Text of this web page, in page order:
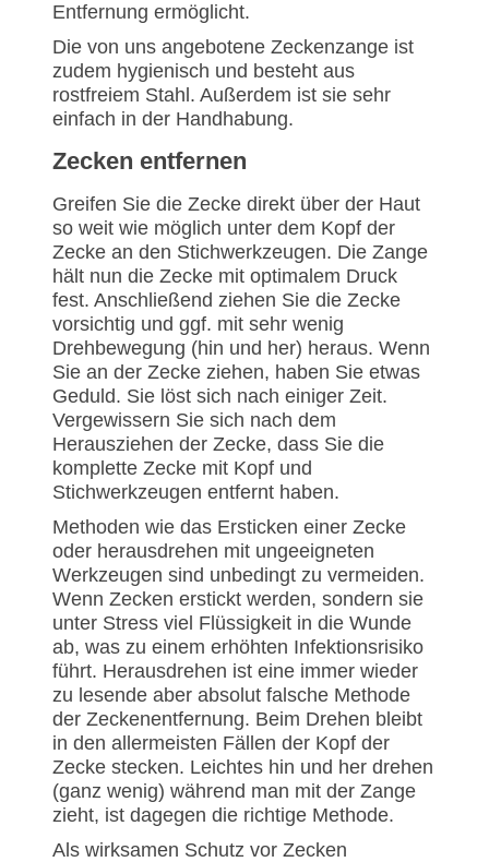
Entfernung ermöglicht.
Die von uns angebotene Zeckenzange ist
zudem hygienisch und besteht aus
rostfreiem Stahl. Außerdem ist sie sehr
einfach in der Handhabung.
Zecken entfernen
Greifen Sie die Zecke direkt über der Haut
so weit wie möglich unter dem Kopf der
Zecke an den Stichwerkzeugen. Die Zange
hält nun die Zecke mit optimalem Druck
fest. Anschließend ziehen Sie die Zecke
vorsichtig und ggf. mit sehr wenig
Drehbewegung (hin und her) heraus. Wenn
Sie an der Zecke ziehen, haben Sie etwas
Geduld. Sie löst sich nach einiger Zeit.
Vergewissern Sie sich nach dem
Herausziehen der Zecke, dass Sie die
komplette Zecke mit Kopf und
Stichwerkzeugen entfernt haben.
Methoden wie das Ersticken einer Zecke
oder herausdrehen mit ungeeigneten
Werkzeugen sind unbedingt zu vermeiden.
Wenn Zecken erstickt werden, sondern sie
unter Stress viel Flüssigkeit in die Wunde
ab, was zu einem erhöhten Infektionsrisiko
führt. Herausdrehen ist eine immer wieder
zu lesende aber absolut falsche Methode
der Zeckenentfernung. Beim Drehen bleibt
in den allermeisten Fällen der Kopf der
Zecke stecken. Leichtes hin und her drehen
(ganz wenig) während man mit der Zange
zieht, ist dagegen die richtige Methode.
Als wirksamen Schutz vor Zecken